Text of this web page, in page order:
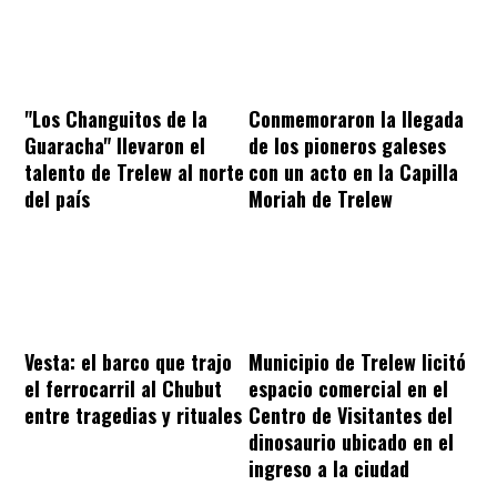
"Los Changuitos de la
Guaracha" llevaron el
talento de Trelew al norte
del país
Conmemoraron la llegada
de los pioneros galeses
con un acto en la Capilla
Moriah de Trelew
Vesta: el barco que trajo
el ferrocarril al Chubut
entre tragedias y rituales
Municipio de Trelew licitó
espacio comercial en el
Centro de Visitantes del
dinosaurio ubicado en el
ingreso a la ciudad